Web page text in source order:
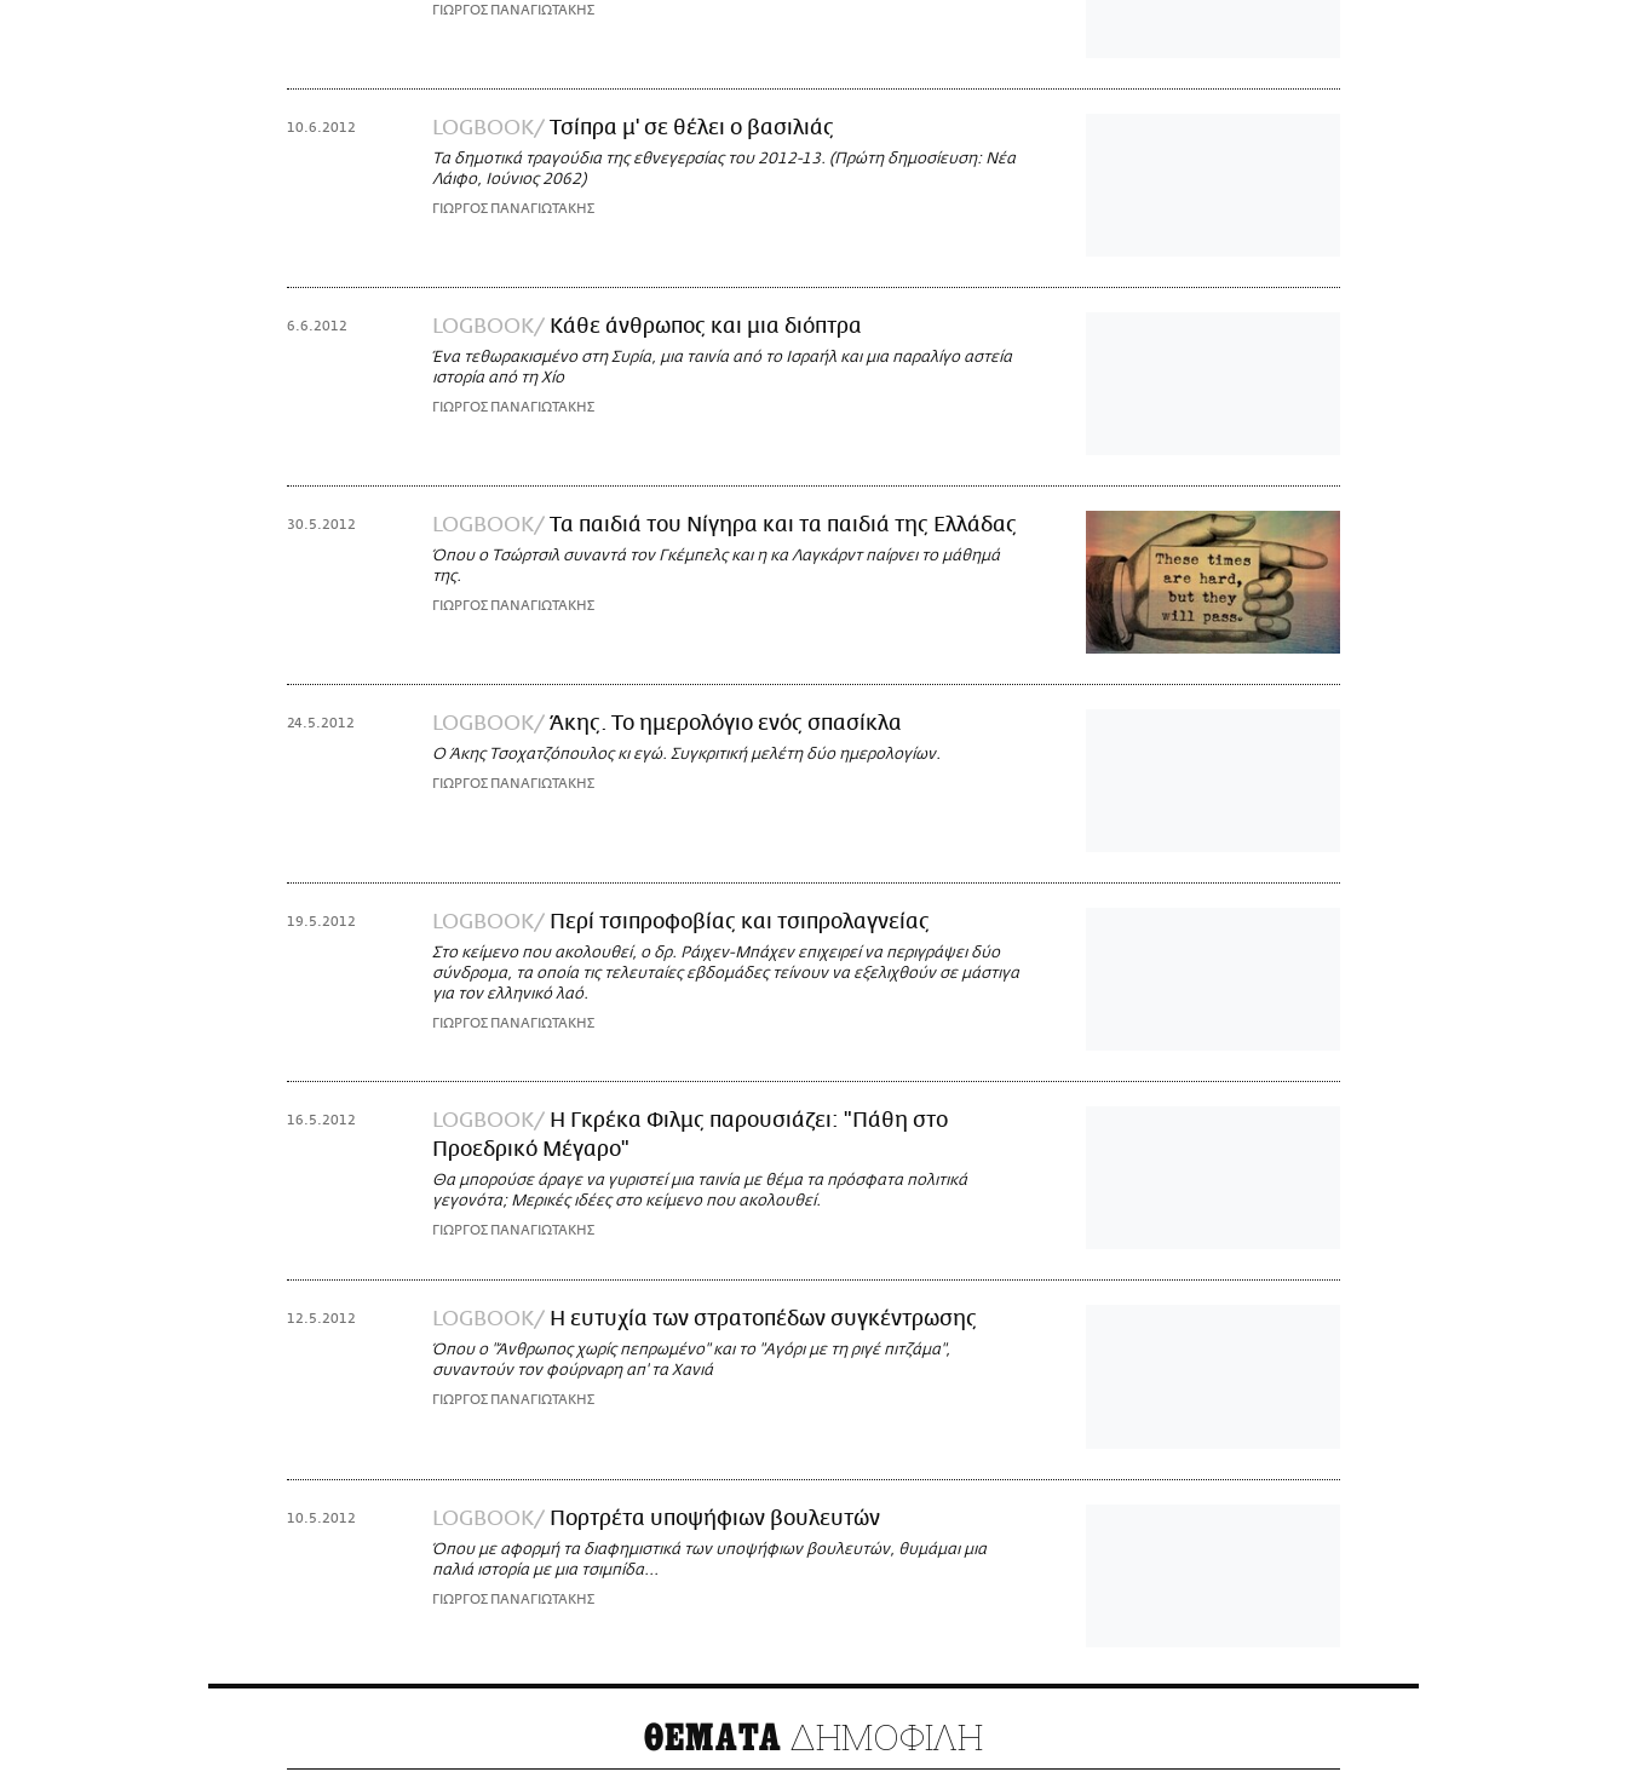
ΓΙΩΡΓΟΣ ΠΑΝΑΓΙΩΤΑΚΗΣ
10.6.2012 LOGBOOK Τσίπρα μ' σε θέλει ο βασιλιάς
Τα δημοτικά τραγούδια της εθνεγερσίας του 2012-13. (Πρώτη δημοσίευση: Νέα
Λάιφο, Ιούνιος 2062)
ΓΙΩΡΓΟΣ ΠΑΝΑΓΙΩΤΑΚΗΣ
6.6.2012 LOGBOOK Κάθε άνθρωπος και μια διόπτρα
Ένα τεθωρακισμένο στη Συρία, μια ταινία από το Ισραήλ και μια παραλίγο αστεία
ιστορία από τη Χίο
ΓΙΩΡΓΟΣ ΠΑΝΑΓΙΩΤΑΚΗΣ
30.5.2012 LOGBOOK Τα παιδιά του Νίγηρα και τα παιδιά της Ελλάδας
Όπου ο Τσώρτσιλ συναντά τον Γκέμπελς και η κα Λαγκάρντ παίρνει το μάθημά
της.
ΓΙΩΡΓΟΣ ΠΑΝΑΓΙΩΤΑΚΗΣ
24.5.2012 LOGBOOK Άκης. Το ημερολόγιο ενός σπασίκλα
Ο Άκης Τσοχατζόπουλος κι εγώ. Συγκριτική μελέτη δύο ημερολογίων.
ΓΙΩΡΓΟΣ ΠΑΝΑΓΙΩΤΑΚΗΣ
19.5.2012 LOGBOOK Περί τσιπροφοβίας και τσιπρολαγνείας
Στο κείμενο που ακολουθεί, ο δρ. Ράιχεν-Μπάχεν επιχειρεί να περιγράψει δύο
σύνδρομα, τα οποία τις τελευταίες εβδομάδες τείνουν να εξελιχθούν σε μάστιγα
για τον ελληνικό λαό.
ΓΙΩΡΓΟΣ ΠΑΝΑΓΙΩΤΑΚΗΣ
16.5.2012 LOGBOOK
Η Γκρέκα Φιλμς παρουσιάζει: "Πάθη στο
Προεδρικό Μέγαρο"
Θα μπορούσε άραγε να γυριστεί μια ταινία με θέμα τα πρόσφατα πολιτικά
γεγονότα; Μερικές ιδέες στο κείμενο που ακολουθεί.
ΓΙΩΡΓΟΣ ΠΑΝΑΓΙΩΤΑΚΗΣ
12.5.2012 LOGBOOK Η ευτυχία των στρατοπέδων συγκέντρωσης
Όπου ο "Άνθρωπος χωρίς πεπρωμένο" και το "Αγόρι με τη ριγέ πιτζάμα",
συναντούν τον φούρναρη απ' τα Χανιά
ΓΙΩΡΓΟΣ ΠΑΝΑΓΙΩΤΑΚΗΣ
10.5.2012 LOGBOOK Πορτρέτα υποψήφιων βουλευτών
Όπου με αφορμή τα διαφημιστικά των υποψήφιων βουλευτών, θυμάμαι μια
παλιά ιστορία με μια τσιμπίδα...
ΓΙΩΡΓΟΣ ΠΑΝΑΓΙΩΤΑΚΗΣ
ΘΕΜΑΤΑ ΔΗΜΟΦΙΛΗ